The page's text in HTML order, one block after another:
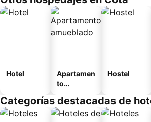
Hotel
Apartamen
to
o
Hostel
Categorías destacadas de